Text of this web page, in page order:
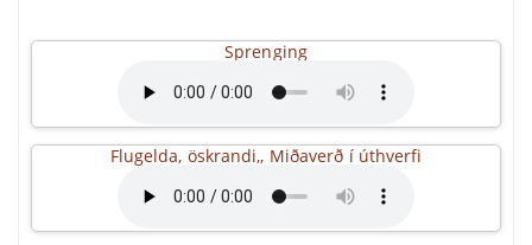
Sprenging
Flugelda, öskrandi,, Miðaverð í úthverfi